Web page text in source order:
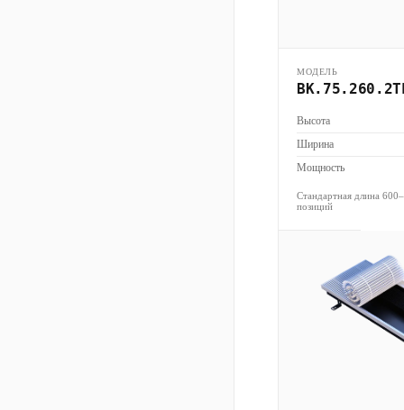
МОДЕЛЬ
Высота
Ширина
Мощность
Стандартная длина
позиций